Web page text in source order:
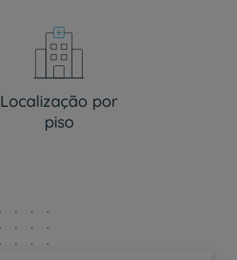
Localização por
piso